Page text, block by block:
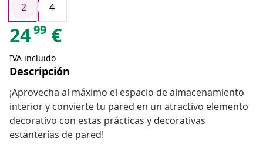
2
4
2499 €
IVA incluido
Descripción
¡Aprovecha al máximo el espacio de almacenamiento
interior y convierte tu pared en un atractivo elemento
decorativo con estas prácticas y decorativas
estanterías de pared!